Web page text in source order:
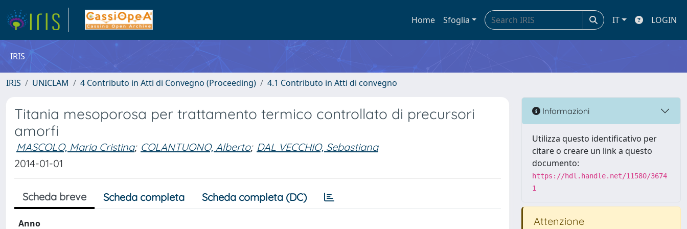
Home Sfoglia IT LOGIN
IRIS
IRIS UNICLAM 4 Contributo in Atti di Convegno (Proceeding) 4.1 Contributo in Atti di convegno
Titania mesoporosa per trattamento termico controllato di precursori
amorfi
MASCOLO, Maria Cristina; COLANTUONO, Alberto; DAL VECCHIO, Sebastiana
2014-01-01
Scheda breve Scheda completa Scheda completa (DC)
Anno
Informazioni
Utilizza questo identificativo per
citare o creare un link a questo
documento:
https://hdl.handle.net/11580/3674
1
Attenzione